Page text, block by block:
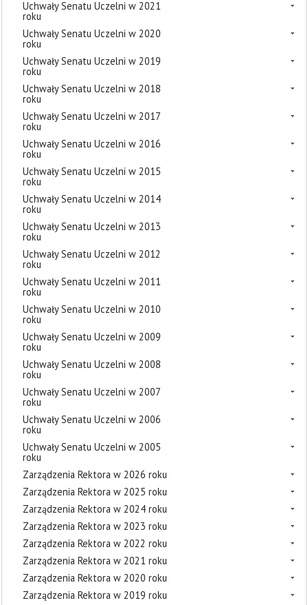
Uchwały Senatu Uczelni w 2021
roku
Uchwały Senatu Uczelni w 2020
roku
Uchwały Senatu Uczelni w 2019
roku
Uchwały Senatu Uczelni w 2018
roku
Uchwały Senatu Uczelni w 2017
roku
Uchwały Senatu Uczelni w 2016
roku
Uchwały Senatu Uczelni w 2015
roku
Uchwały Senatu Uczelni w 2014
roku
Uchwały Senatu Uczelni w 2013
roku
Uchwały Senatu Uczelni w 2012
roku
Uchwały Senatu Uczelni w 2011
roku
Uchwały Senatu Uczelni w 2010
roku
Uchwały Senatu Uczelni w 2009
roku
Uchwały Senatu Uczelni w 2008
roku
Uchwały Senatu Uczelni w 2007
roku
Uchwały Senatu Uczelni w 2006
roku
Uchwały Senatu Uczelni w 2005
roku
Zarządzenia Rektora w 2026 roku
Zarządzenia Rektora w 2025 roku
Zarządzenia Rektora w 2024 roku
Zarządzenia Rektora w 2023 roku
Zarządzenia Rektora w 2022 roku
Zarządzenia Rektora w 2021 roku
Zarządzenia Rektora w 2020 roku
Zarządzenia Rektora w 2019 roku